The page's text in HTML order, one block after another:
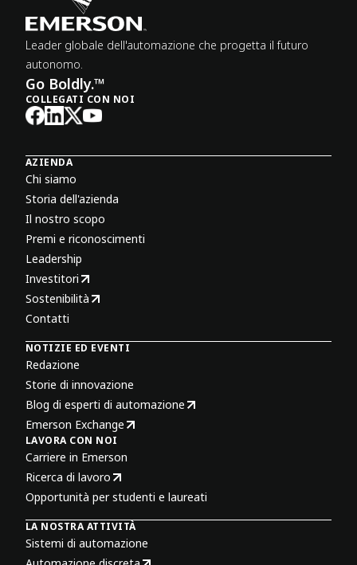
Leader globale dell'automazione che progetta il futuro
autonomo.
Go Boldly.™
COLLEGATI CON NOI
AZIENDA
Chi siamo
Storia dell'azienda
Il nostro scopo
Premi e riconoscimenti
Leadership
Investitori
Sostenibilità
Contatti
NOTIZIE ED EVENTI
Redazione
Storie di innovazione
Blog di esperti di automazione
Emerson Exchange
LAVORA CON NOI
Carriere in Emerson
Ricerca di lavoro
Opportunità per studenti e laureati
LA NOSTRA ATTIVITÀ
Sistemi di automazione